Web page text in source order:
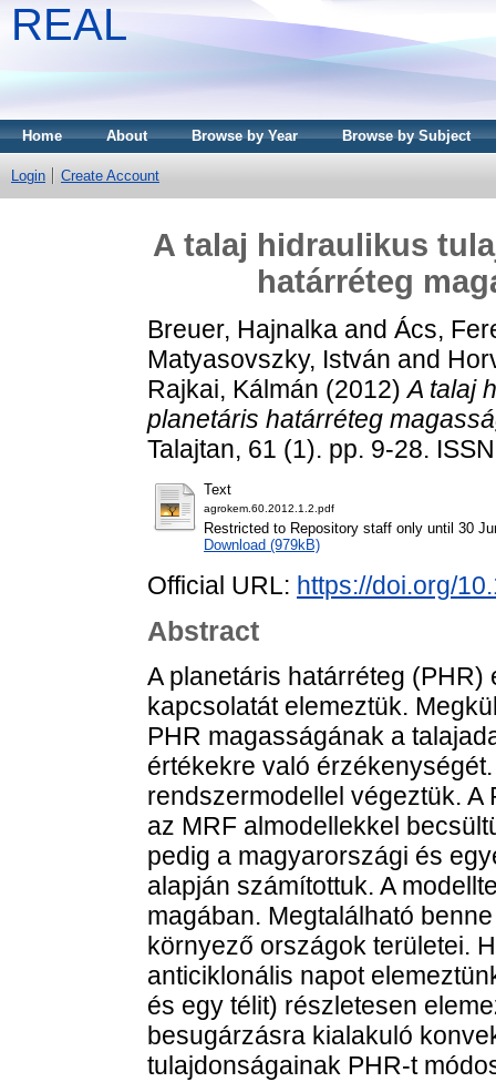
REAL
Home About Browse by Year Browse by Subject
Login Create Account
A talaj hidraulikus
határréteg
Breuer, Hajnalka and Ács,
Matyasovszky, István and
Rajkai, Kálmán (2012)A talaj
planetáris határréteg
Talajtan, 61 (1). pp. 9-28.
Text
agrokem.60.2012.1.2.pdf
Restricted to Repository staff only until 30
Download (979kB)
Official URL: https://doi.org/
Abstract
A planetáris határréteg
kapcsolatát elemeztük.
PHR magasságának a
értékekre való
rendszermodellel végeztük. A
az MRF almodellekkel
pedig a magyarországi és
alapján számítottuk. A
magában. Megtalálható
környező országok területei.
anticiklonális napot
és egy télit) részletesen
besugárzásra kialakuló
tulajdonságainak PHR-t